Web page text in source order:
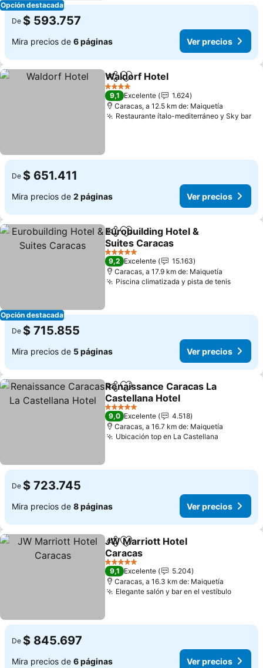
Opción destacada
De $ 593.757
Mira precios de 6 páginas Ver precios
CompartirAgregar a favoritos
Waldorf Hotel
4 Estrellas
9,1 Excelente
1.624
Caracas, a 12.5 km de: Maiquetía
Restaurante ítalo-mediterráneo y Sky bar
De $ 651.411
Mira precios de 2 páginas Ver precios
Opción destacada
CompartirAgregar a favoritos
Eurobuilding Hotel &
Suites Caracas
Ver precios
5 Estrellas
9,2 Excelente
15.163
Caracas, a 17.9 km de: Maiquetía
Piscina climatizada y pista de tenisVer
De $ 715.855
Mira precios de 5 páginas Ver precios
CompartirAgregar a favoritos
Renaissance Caracas La
Castellana Hotel
Ver precios
5 Estrellas
9,0 Excelente
4.518
Caracas, a 16.7 km de: Maiquetía
Ubicación top en La Castellana
De $ 723.745
Mira precios de 8 páginas Ver precios
CompartirAgregar a favoritos
JW Marriott Hotel
Caracas
Ver precios
5 Estrellas
9,1 Excelente
5.204
Caracas, a 16.3 km de: Maiquetía
Elegante salón y bar en el vestíbuloVer
De $ 845.697
Mira precios de 6 páginas Ver precios